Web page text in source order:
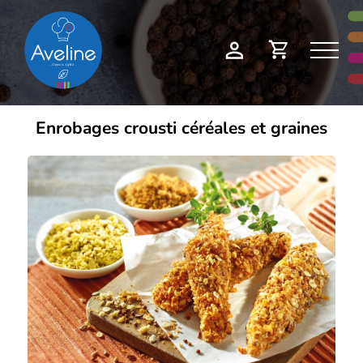
Mon
compte
Demande
de
devis
Enrobages crousti céréales et graines
Panneau de gestion des cookies